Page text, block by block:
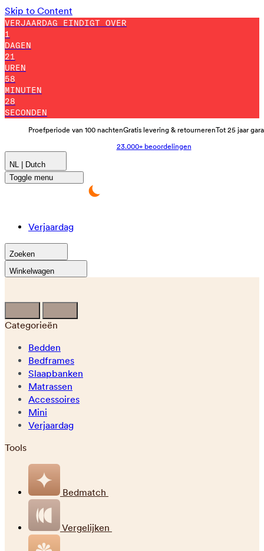
Skip to Content
VERJAARDAG EINDIGT OVER
1
DAGEN
21
UREN
58
MINUTEN
14
SECONDEN
Proefperiode van 100 nachtenGratis levering & retournerenTot 25 jaar
23.000+ beoordelingen
NL | Dutch
Toggle menu
Verjaardag
Zoeken
Winkelwagen
Categorieën
Bedden
Bedframes
Slaapbanken
Matrassen
Accessoires
Mini
Verjaardag
Tools
Bedmatch
Vergelijken